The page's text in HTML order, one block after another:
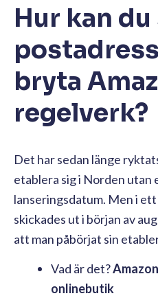
Hur kan
bryta
regelverk?
Det har sedan länge
etablera sig i Norden
lanseringsdatum. Men i
skickades ut i början av
att man påbörjat sin
Vad är det?
onlinebutik